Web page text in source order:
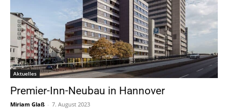
Aktuelles
Premier-Inn-Neubau in Hannover
Miriam Glaß - 7. August 2023